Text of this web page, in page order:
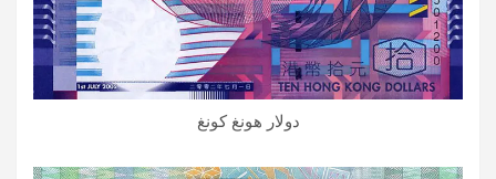
دولار هونغ كونغ